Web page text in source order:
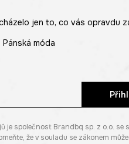
jen to, co vás opravdu
Pánská móda
společnost Brandbq sp. z o.o. se
že v souladu se zákonem